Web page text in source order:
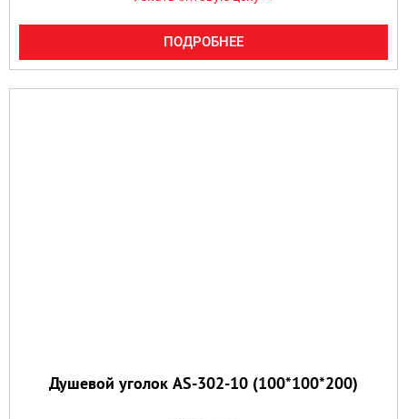
ПОДРОБНЕЕ
Душевой уголок AS-302-10 (100*100*200)